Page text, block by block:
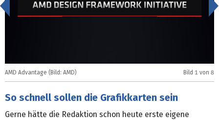
AMD Advantage (Bild: AMD) Bild 1 von 8
<
So schnell sollen die Grafikkarten sein
Gerne hätte die Redaktion schon heute erste eigene